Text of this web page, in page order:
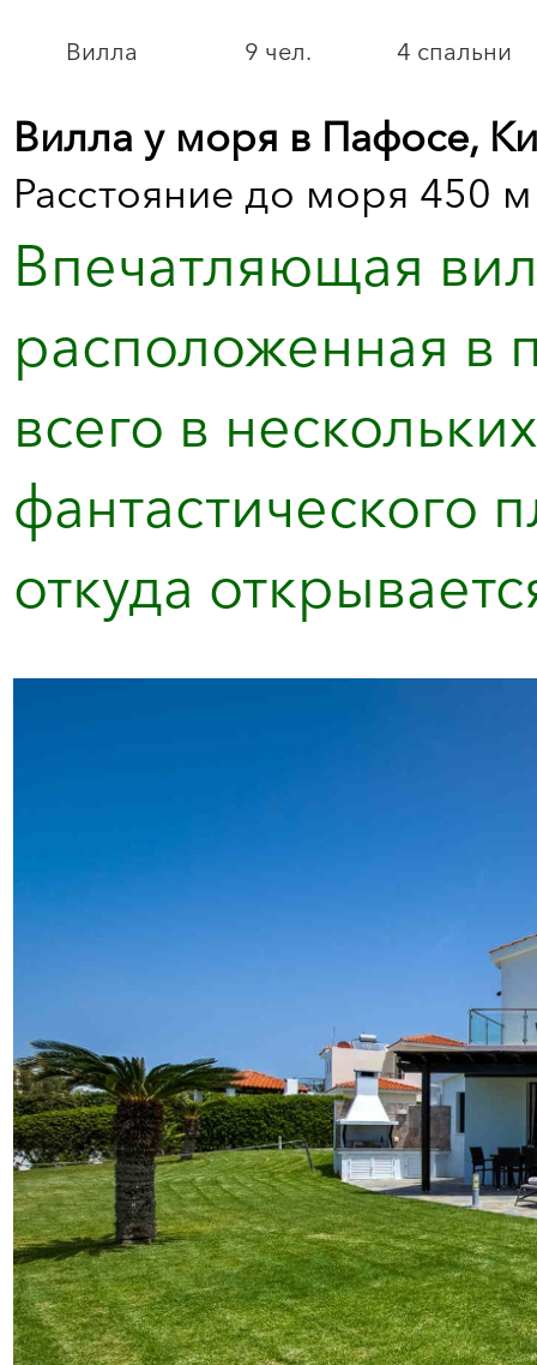
Вилла 9 чел. 4 спальни
Вилла у моря в Пафосе,
Расстояние до моря 450 м
Впечатляющая
расположенная в
всего в
фантастического
откуда